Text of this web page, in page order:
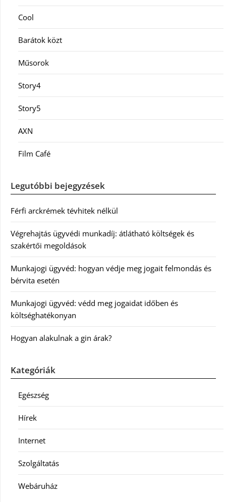
Cool
Barátok közt
Műsorok
Story4
Story5
AXN
Film Café
Legutóbbi bejegyzések
Férfi arckrémek tévhitek nélkül
Végrehajtás ügyvédi munkadíj: átlátható költségek és
szakértői megoldások
Munkajogi ügyvéd: hogyan védje meg jogait felmondás és
bérvita esetén
Munkajogi ügyvéd: védd meg jogaidat időben és
költséghatékonyan
Hogyan alakulnak a gin árak?
Kategóriák
Egészség
Hírek
Internet
Szolgáltatás
Webáruház